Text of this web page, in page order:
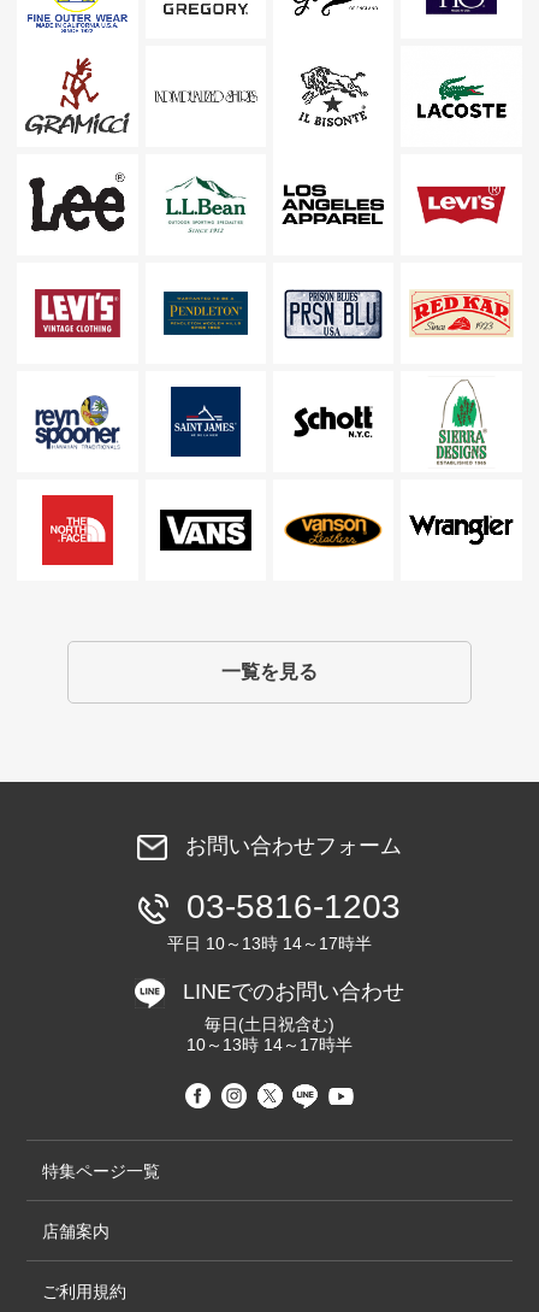
一覧を見る
お問い合わせフォーム
03-5816-1203
平日 10～13時 14～17時半
LINEでのお問い合わせ
毎日(土日祝含む)
10～13時 14～17時半
特集ページ一覧
店舗案内
ご利用規約